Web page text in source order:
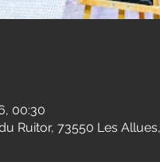
00:30
Ruitor, 73550 Les